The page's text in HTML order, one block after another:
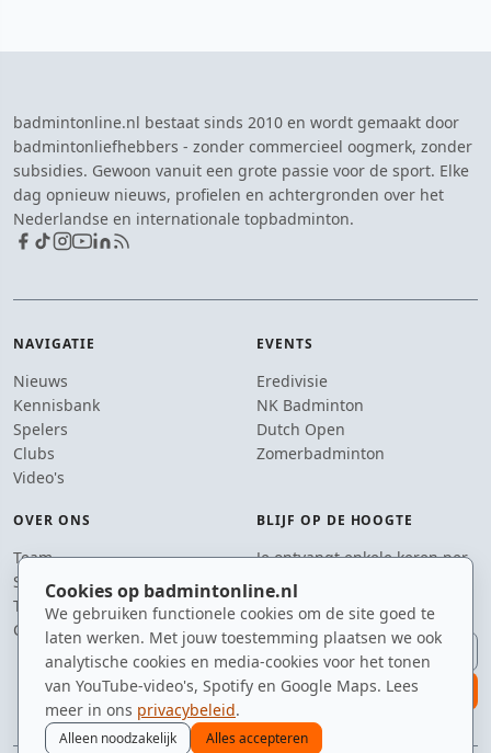
Cookies op badmintonline.nl
We gebruiken functionele cookies om de site goed te
laten werken. Met jouw toestemming plaatsen we ook
analytische cookies en media-cookies voor het tonen
van YouTube-video's, Spotify en Google Maps. Lees
meer in ons privacybeleid.
Alleen noodzakelijk Alles accepteren
badmintonline.nl bestaat sinds 2010 en wordt gemaakt door
badmintonliefhebbers - zonder commercieel oogmerk, zonder
subsidies. Gewoon vanuit een grote passie voor de sport. Elke
dag opnieuw nieuws, profielen en achtergronden over het
Nederlandse en internationale topbadminton.
NAVIGATIE
Nieuws
Kennisbank
Spelers
Clubs
Video's
EVENTS
Eredivisie
NK Badminton
Dutch Open
Zomerbadminton
OVER ONS
Team
Supporters
Tip de redactie
Contact
BLIJF OP DE HOOGTE
Je ontvangt enkele keren per
jaar een e-mail met het
laatste badmintonnieuws.
E-mailadres
aanmelden